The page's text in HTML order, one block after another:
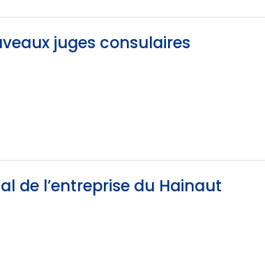
juges consulaires
de l’entreprise du Hainaut